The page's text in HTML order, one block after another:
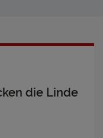
die Linde